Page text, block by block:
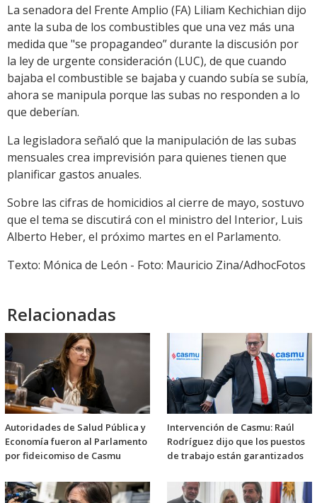
Link
La senadora del Frente Amplio (FA) Liliam Kechichian dijo
ante la suba de los combustibles que una vez más una
medida que "se propagandeo” durante la discusión por
la ley de urgente consideración (LUC), de que cuando
bajaba el combustible se bajaba y cuando subía se subía,
ahora se manipula porque las subas no responden a lo
que deberían.
La legisladora señaló que la manipulación de las subas
mensuales crea imprevisión para quienes tienen que
planificar gastos anuales.
Sobre las cifras de homicidios al cierre de mayo, sostuvo
que el tema se discutirá con el ministro del Interior, Luis
Alberto Heber, el próximo martes en el Parlamento.
Texto: Mónica de León - Foto: Mauricio Zina/AdhocFotos
Relacionadas
Autoridades de Salud Pública y
Economía fueron al Parlamento
por fideicomiso de Casmu
Intervención de Casmu: Raúl
Rodríguez dijo que los puestos
de trabajo están garantizados